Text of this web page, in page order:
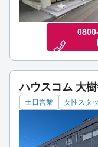
ハウスコム 大
土日営業 女性スタ